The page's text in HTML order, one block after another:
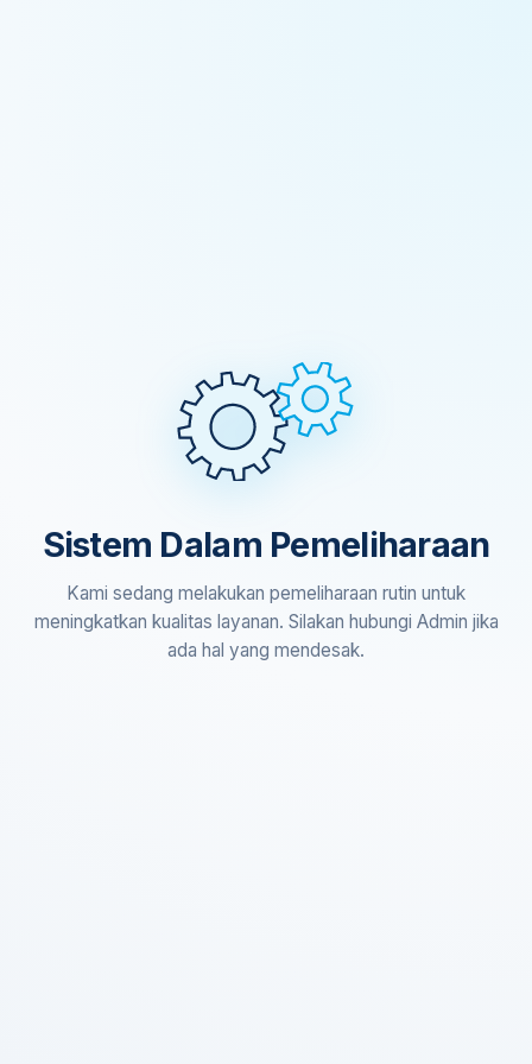
Sistem Dalam Pemeliharaan
Kami sedang melakukan pemeliharaan rutin untuk
meningkatkan kualitas layanan. Silakan hubungi Admin jika
ada hal yang mendesak.